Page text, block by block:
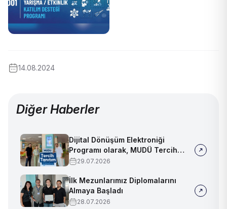
14.08.2024
Diğer Haberler
Dijital Dönüşüm Elektroniği
Programı olarak, MUDÜ Tercih
Tanıtım Günleri'nde biz de
29.07.2026
İlk Mezunlarımız Diplomalarını
Almaya Başladı
28.07.2026